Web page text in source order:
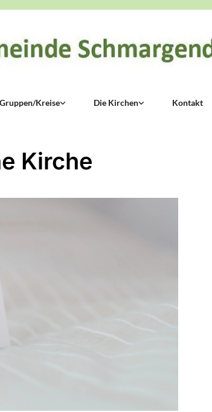
Gruppen/Kreise Die Kirchen Kontakt
Kirche